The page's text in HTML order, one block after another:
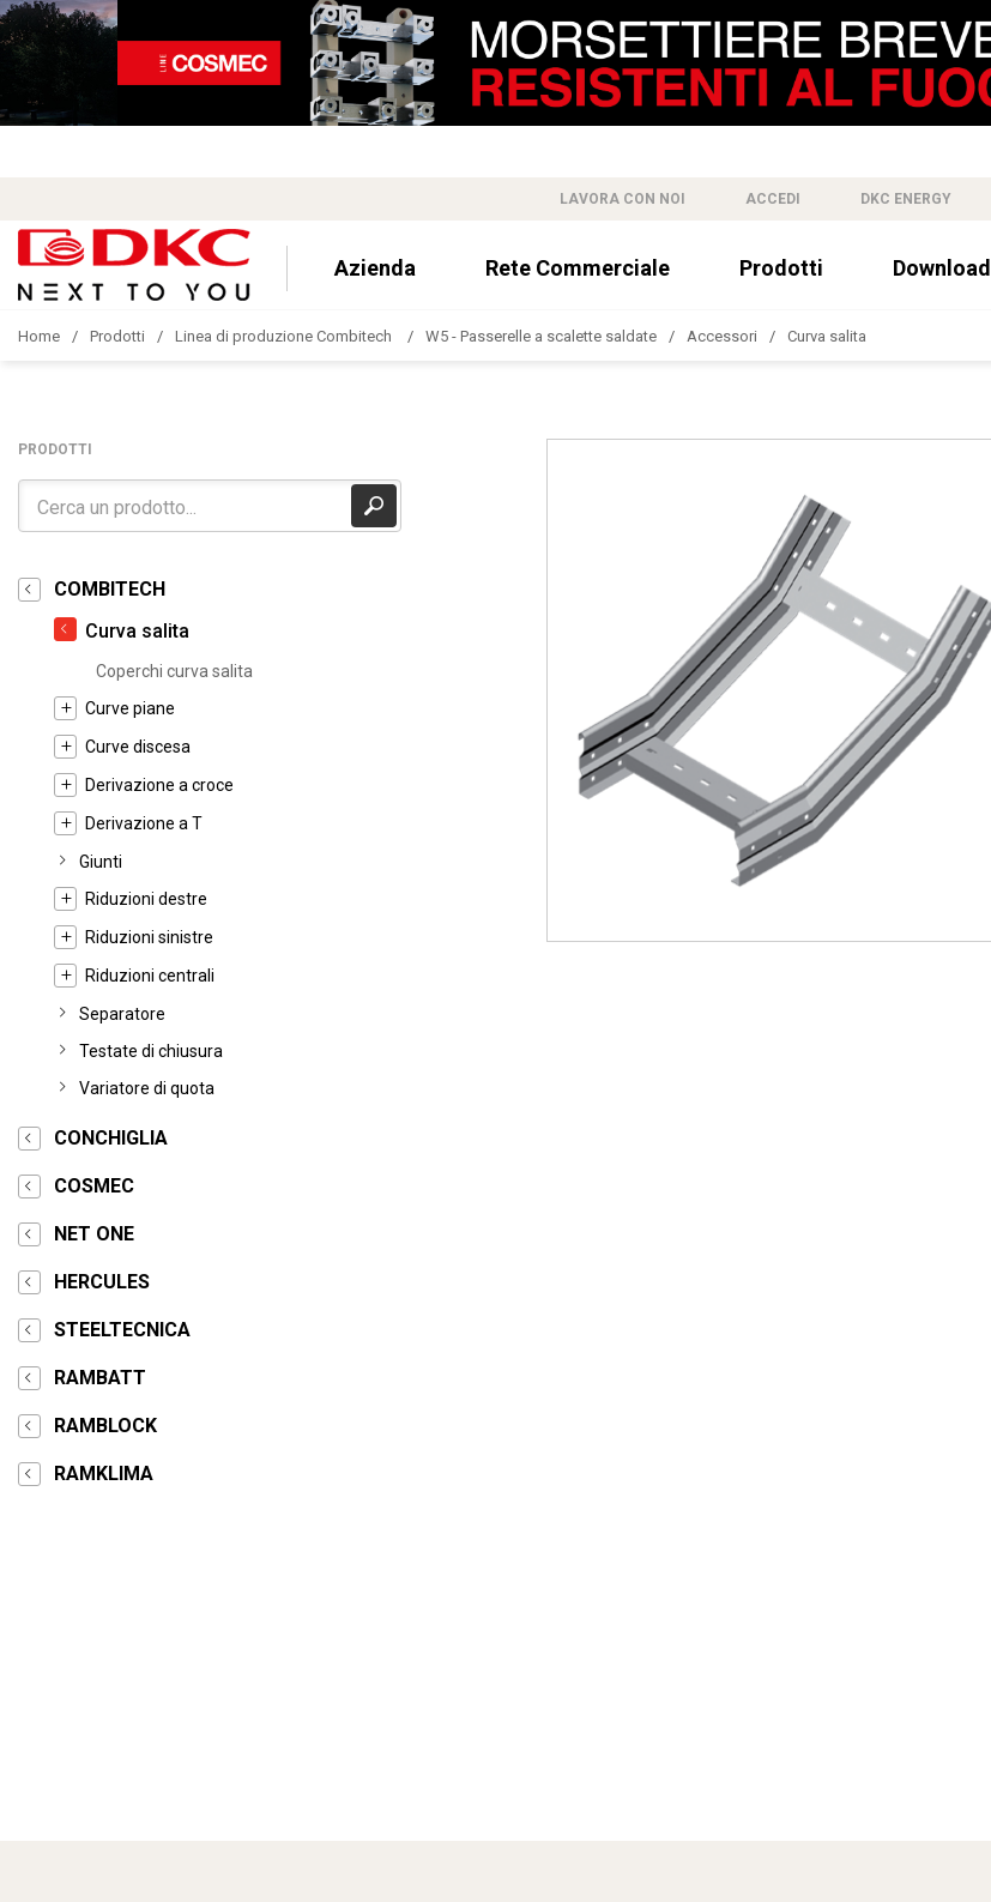
LAVORA CON NOI ACCEDI DKC ENERGY
Azienda Rete Commerciale Prodotti Download
Home Prodotti Linea di produzione Combitech W5 - Passerelle a scalette saldate Accessori Curva salita
PRODOTTI
COMBITECH
Curva salita
Coperchi curva salita
Curve piane
Curve discesa
Derivazione a croce
Derivazione a T
Giunti
Riduzioni destre
Riduzioni sinistre
Riduzioni centrali
Separatore
Testate di chiusura
Variatore di quota
CONCHIGLIA
COSMEC
NET ONE
HERCULES
STEELTECNICA
RAMBATT
RAMBLOCK
RAMKLIMA